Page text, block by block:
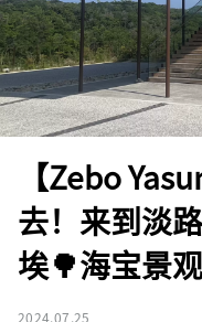
【Zebo
去！来到淡
埃🌳海宝景观
2024.07.25